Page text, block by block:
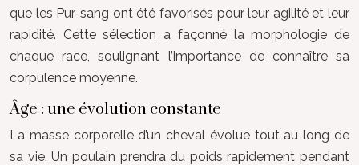
que les Pur-sang ont été favorisés pour leur agilité et leur
rapidité. Cette sélection a façonné la morphologie de
chaque race, soulignant l’importance de connaître sa
corpulence moyenne.
Âge : une évolution constante
La masse corporelle d’un cheval évolue tout au long de
sa vie. Un poulain prendra du poids rapidement pendant